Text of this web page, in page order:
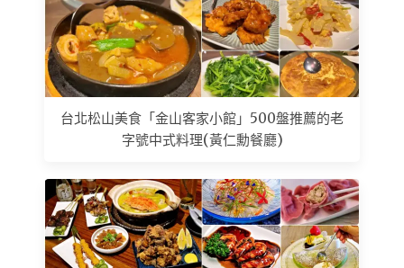
台北松山美食「金山客家小館」500盤推薦的老
字號中式料理(黃仁勳餐廳)